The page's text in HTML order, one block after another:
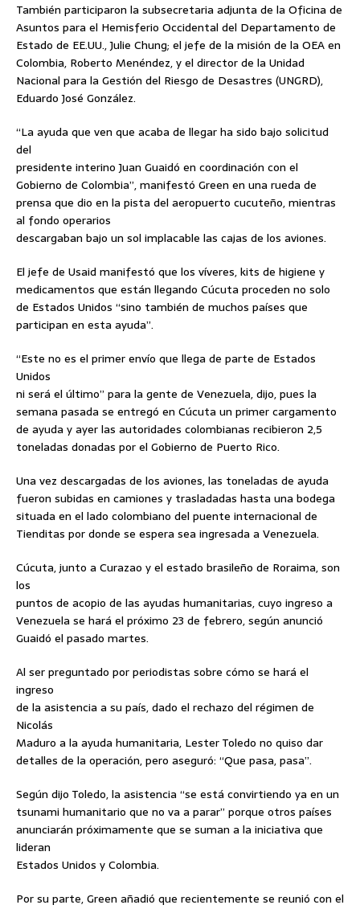
También participaron la subsecretaria adjunta de la Oficina de
Asuntos para el Hemisferio Occidental del Departamento de
Estado de EE.UU., Julie Chung; el jefe de la misión de la OEA en
Colombia, Roberto Menéndez, y el director de la Unidad
Nacional para la Gestión del Riesgo de Desastres (UNGRD),
Eduardo José González.
“La ayuda que ven que acaba de llegar ha sido bajo solicitud
del
presidente interino Juan Guaidó en coordinación con el
Gobierno de Colombia”, manifestó Green en una rueda de
prensa que dio en la pista del aeropuerto cucuteño, mientras
al fondo operarios
descargaban bajo un sol implacable las cajas de los aviones.
El jefe de Usaid manifestó que los víveres, kits de higiene y
medicamentos que están llegando Cúcuta proceden no solo
de Estados Unidos “sino también de muchos países que
participan en esta ayuda”.
“Este no es el primer envío que llega de parte de Estados
Unidos
ni será el último” para la gente de Venezuela, dijo, pues la
semana pasada se entregó en Cúcuta un primer cargamento
de ayuda y ayer las autoridades colombianas recibieron 2,5
toneladas donadas por el Gobierno de Puerto Rico.
Una vez descargadas de los aviones, las toneladas de ayuda
fueron subidas en camiones y trasladadas hasta una bodega
situada en el lado colombiano del puente internacional de
Tienditas por donde se espera sea ingresada a Venezuela.
Cúcuta, junto a Curazao y el estado brasileño de Roraima, son
los
puntos de acopio de las ayudas humanitarias, cuyo ingreso a
Venezuela se hará el próximo 23 de febrero, según anunció
Guaidó el pasado martes.
Al ser preguntado por periodistas sobre cómo se hará el
ingreso
de la asistencia a su país, dado el rechazo del régimen de
Nicolás
Maduro a la ayuda humanitaria, Lester Toledo no quiso dar
detalles de la operación, pero aseguró: “Que pasa, pasa”.
Según dijo Toledo, la asistencia “se está convirtiendo ya en un
tsunami humanitario que no va a parar” porque otros países
anunciarán próximamente que se suman a la iniciativa que
lideran
Estados Unidos y Colombia.
Por su parte, Green añadió que recientemente se reunió con el